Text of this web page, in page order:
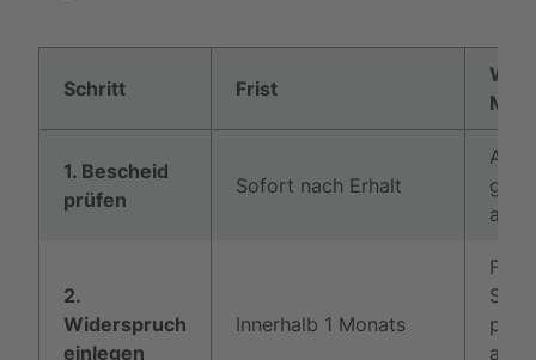
Schritt Frist
1. Bescheid
prüfen
Sofort nach Erhalt
2.
Widerspruch
einlegen
Innerhalb 1 Monats
per
an